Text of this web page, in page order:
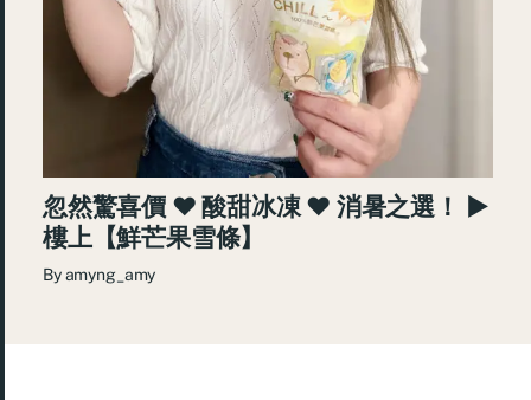
忽然驚喜價 ♥ 酸甜冰凍 ♥ 消暑之選！ ►
樓上【鮮芒果雪條】
Byamyng_amy